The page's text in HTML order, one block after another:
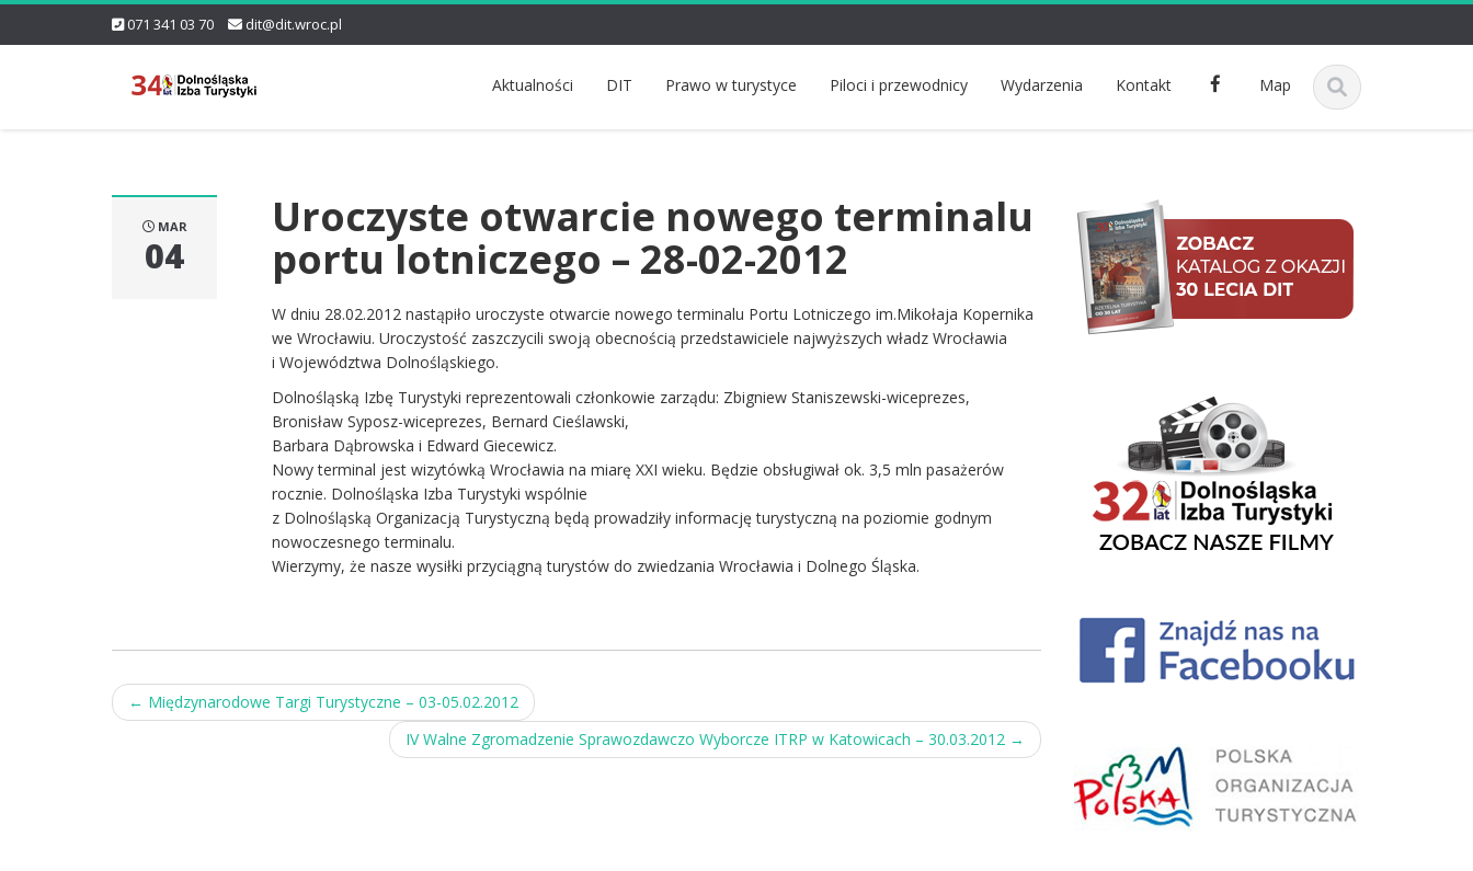
071 341 03 70 dit@dit.wroc.pl
Aktualności DIT Prawo w turystyce Piloci i przewodnicy Wydarzenia Kontakt
k
Map
MAR
04
Uroczyste otwarcie nowego terminalu
portu lotniczego – 28-02-2012
W dniu 28.02.2012 nastąpiło uroczyste otwarcie nowego terminalu Portu Lotniczego im.Mikołaja Kopernika
we Wrocławiu. Uroczystość zaszczycili swoją obecnością przedstawiciele najwyższych władz Wrocławia
i Województwa Dolnośląskiego.
Dolnośląską Izbę Turystyki reprezentowali członkowie zarządu: Zbigniew Staniszewski-wiceprezes,
Bronisław Syposz-wiceprezes, Bernard Cieślawski,
Barbara Dąbrowska i Edward Giecewicz.
Nowy terminal jest wizytówką Wrocławia na miarę XXI wieku. Będzie obsługiwał ok. 3,5 mln pasażerów
rocznie. Dolnośląska Izba Turystyki wspólnie
z Dolnośląską Organizacją Turystyczną będą prowadziły informację turystyczną na poziomie godnym
nowoczesnego terminalu.
Wierzymy, że nasze wysiłki przyciągną turystów do zwiedzania Wrocławia i Dolnego Śląska.
Post
← Międzynarodowe Targi Turystyczne – 03-05.02.2012
IV Walne Zgromadzenie Sprawozdawczo Wyborcze ITRP w Katowicach – 30.03.2012 →